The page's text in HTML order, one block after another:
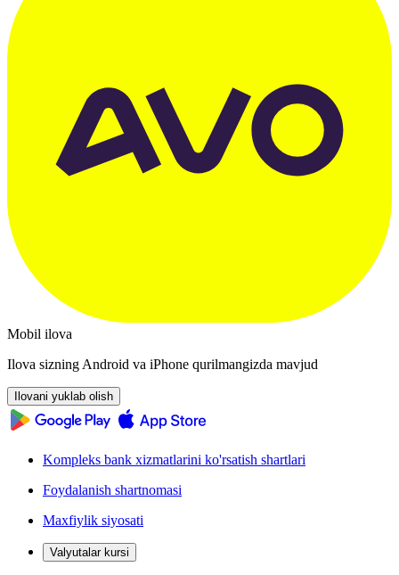
Mobil ilova
Ilova sizning Android va iPhone qurilmangizda mavjud
Ilovani yuklab olish
Kompleks bank xizmatlarini ko'rsatish shartlari
Foydalanish shartnomasi
Maxfiylik siyosati
Valyutalar kursi